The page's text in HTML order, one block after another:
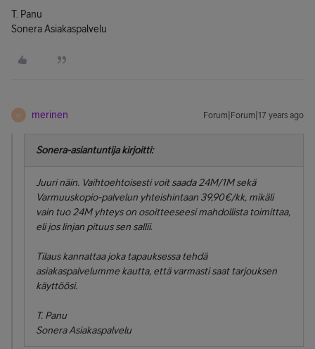
T. Panu
Sonera Asiakaspalvelu
M merinen Forum|Forum|17 years ago
Sonera-asiantuntija kirjoitti:
Juuri näin. Vaihtoehtoisesti voit saada 24M/1M sekä
Varmuuskopio-palvelun yhteishintaan 39,90€/kk, mikäli
vain tuo 24M yhteys on osoitteeseesi mahdollista toimittaa,
eli jos linjan pituus sen sallii.
Tilaus kannattaa joka tapauksessa tehdä
asiakaspalvelumme kautta, että varmasti saat tarjouksen
käyttöösi.
T. Panu
Sonera Asiakaspalvelu